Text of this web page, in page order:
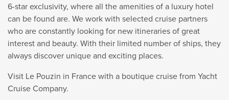
6-star exclusivity, where all the amenities of a luxury hotel
can be found are. We work with selected cruise partners
who are constantly looking for new itineraries of great
interest and beauty. With their limited number of ships, they
always discover unique and exciting places.
Visit Le Pouzin in France with a boutique cruise from Yacht
Cruise Company.